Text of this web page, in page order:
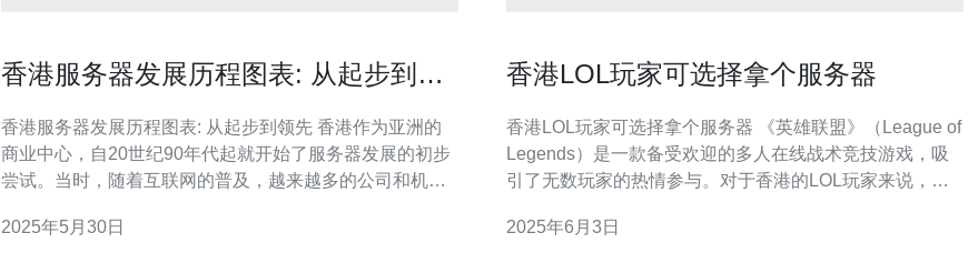
香港服务器发展历程图表: 从起步到领
香港服务器发展历程图表: 从起步到领先 香港作为亚洲的
商业中心，自20世纪90年代起就开始了服务器发展的初步
尝试。当时，随着互联网的普及，越来越多的公司和机构
规模较小，技术也相对落后，但随着需求的增长，香港服
2025年5月30日
香港LOL玩家可选择拿个服务器
香港LOL玩家可选择拿个服务器 《英雄联盟》（League of
Legends）是一款备受欢迎的多人在线战术竞技游戏，吸
引了无数玩家的热情参与。对于香港的LOL玩家来说，选
直接影响游戏体验和联机对战的质量。 对于香港的LOL玩
2025年6月3日